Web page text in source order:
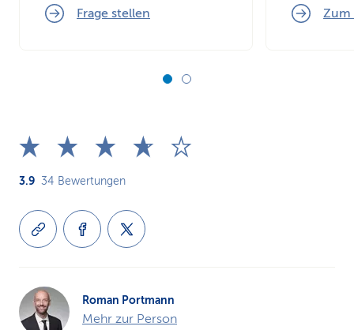
Frage stellen Zum
3.9 34 Bewertungen
Roman Portmann
Mehr zur Person